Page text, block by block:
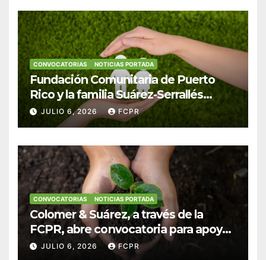
CONVOCATORIAS NOTICIAS PORTADA
Fundación Comunitaria de Puerto
Rico y la familia Suárez-Serrallés
anuncian convocatoria para
fortalecer hogares y albergues
JULIO 6, 2026 FCPR
CONVOCATORIAS NOTICIAS PORTADA
Colomer & Suárez, a través de la
FCPR, abre convocatoria para apoyar
proyectos de seguridad alimentaria
JULIO 6, 2026 FCPR